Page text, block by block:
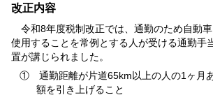
改正内容
令和8年度税制改正では、通勤のため自動
使用することを常例とする人が受ける通勤手
置が講じられました。
① 通勤距離が片道65km以上の人の1ヶ月
額を引き上げること